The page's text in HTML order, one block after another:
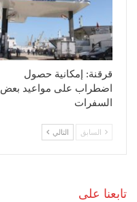
قرقنة: إمكانية حصول
اضطراب على مواعيد بعض
السفرات
السابق التالي
تابعنا على